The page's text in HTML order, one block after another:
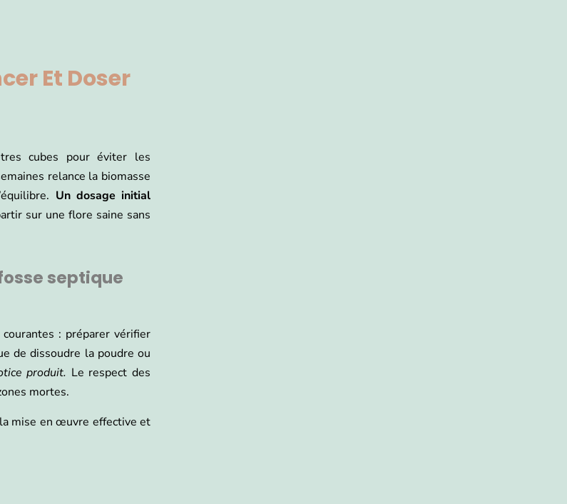
Et Doser
cubes pour éviter les
relance la biomasse
Un dosage initial
sur une flore saine sans
septique
: préparer vérifier
de dissoudre la poudre ou
produit. Le respect des
mortes.
mise en œuvre effective et